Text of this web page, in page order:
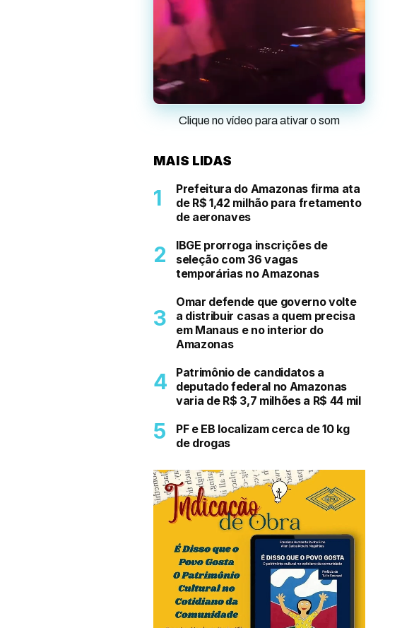
Clique no vídeo para ativar o som
MAIS LIDAS
Prefeitura do Amazonas firma ata
de R$ 1,42 milhão para fretamento
de aeronaves
IBGE prorroga inscrições de
seleção com 36 vagas
temporárias no Amazonas
Omar defende que governo volte
a distribuir casas a quem precisa
em Manaus e no interior do
Amazonas
Patrimônio de candidatos a
deputado federal no Amazonas
varia de R$ 3,7 milhões a R$ 44 mil
PF e EB localizam cerca de 10 kg
de drogas